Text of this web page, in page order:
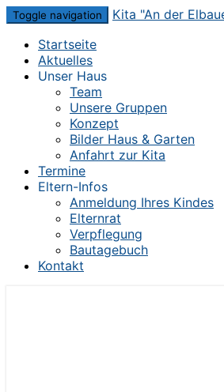
Skip
content
Toggle navigation
Kita "An der
Startseite
Aktuelles
Unser Haus
Team
Unsere Gruppen
Konzept
Bilder Haus & Garten
Anfahrt zur Kita
Termine
Eltern-Infos
Anmeldung Ihres Kindes
Elternrat
Verpflegung
Bautagebuch
Kontakt